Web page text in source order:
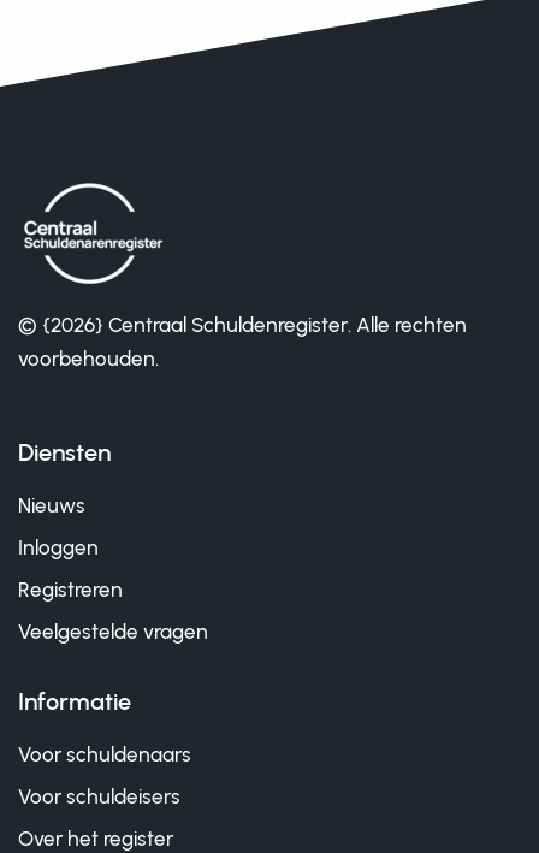
© {2026} Centraal Schuldenregister. Alle rechten
voorbehouden.
Diensten
Nieuws
Inloggen
Registreren
Veelgestelde vragen
Informatie
Voor schuldenaars
Voor schuldeisers
Over het register